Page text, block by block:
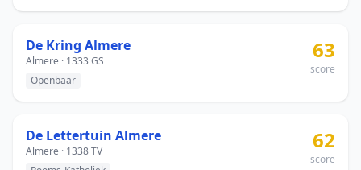
De Kring Almere
Almere · 1333 GS
Openbaar
63
score
De Lettertuin Almere
Almere · 1338 TV
62
score